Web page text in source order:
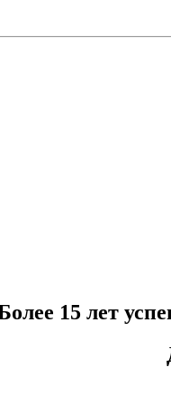
15 лет